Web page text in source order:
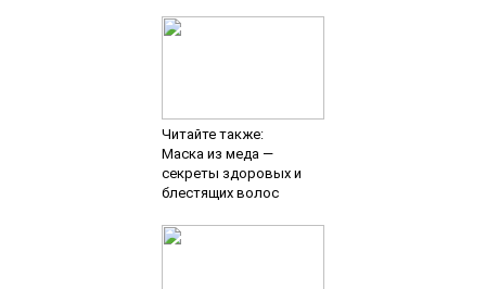
Читайте также:
Маска из меда —
секреты здоровых и
блестящих волос